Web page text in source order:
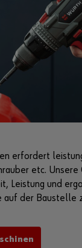
erfordert
etc.
Leistung und
auf der Baustelle